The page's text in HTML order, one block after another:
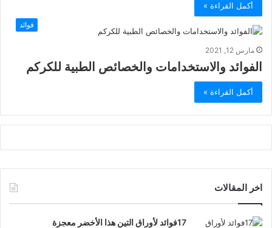
أكمل القراءة »
فوائد
مارس 12, 2021
الفوائد والاستخدامات والخصائص الطبية للكركم
أكمل القراءة »
اخر المقالات
17فوائد لأوراق التين هذا الأخضر معجزة